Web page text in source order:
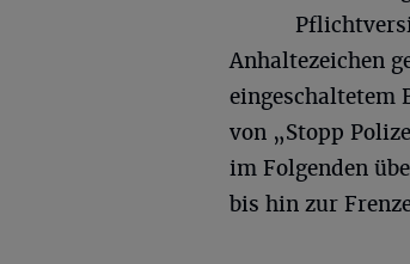
Anhaltezeichen
eingeschaltetem
von „Stopp
im Folgenden
bis hin zur